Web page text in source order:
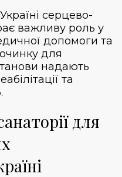
серцево-
важливу роль у
допомоги та
для
надають
та
для